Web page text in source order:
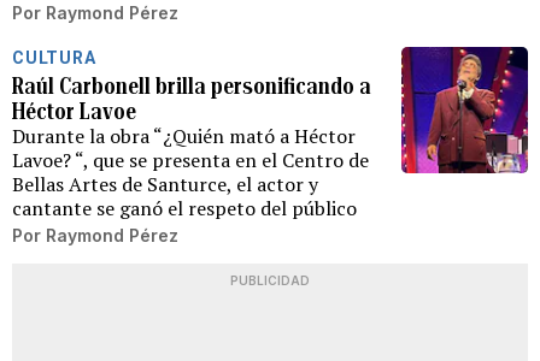
Por Raymond Pérez
CULTURA
Raúl Carbonell brilla personificando a
Héctor Lavoe
Durante la obra “¿Quién mató a Héctor
Lavoe? “, que se presenta en el Centro de
Bellas Artes de Santurce, el actor y
cantante se ganó el respeto del público
Por Raymond Pérez
PUBLICIDAD